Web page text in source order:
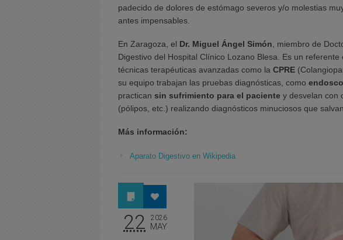
padecido de dolores de estómago severos y/o molestias
antes impensables.
En Zaragoza, el Dr. Miguel Ángel Simón , miembro de
Digestivo del Hospital Clínico Lozano Blesa. Es un referente
técnicas terapéuticas avanzadas como la CPRE
su equipo trabajan las pruebas diagnósticas, como
practican sin sufrimiento para el paciente y desvelan con
(pólipos, etc.) realizando diagnósticos minuciosos que
Más información:
Aparato Digestivo en Wikipedia
22 2026
MAY